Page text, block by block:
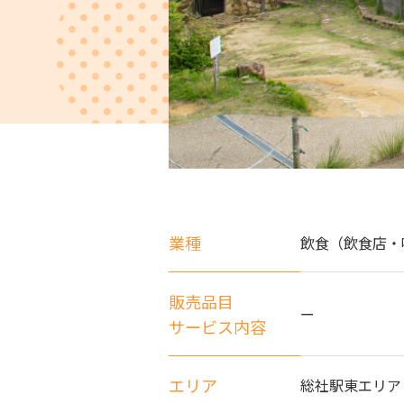
業種 飲食（飲食店
販売品目
サービス内容
ー
エリア 総社駅東エリア